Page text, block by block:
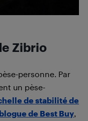
Zibrio
personne. Par
un pèse-
de stabilité de
de Best Buy,